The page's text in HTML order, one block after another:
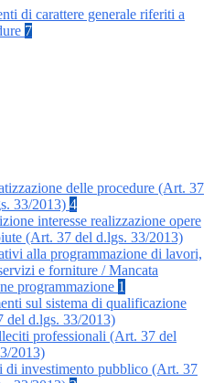
di carattere generale riferiti a
7
delle procedure (Art. 37
33/2013) 4
interesse realizzazione opere
(Art. 37 del d.lgs. 33/2013)
alla programmazione di lavori,
e forniture / Mancata
programmazione 1
sul sistema di qualificazione
del d.lgs. 33/2013)
professionali (Art. 37 del
2013)
di investimento pubblico (Art. 37